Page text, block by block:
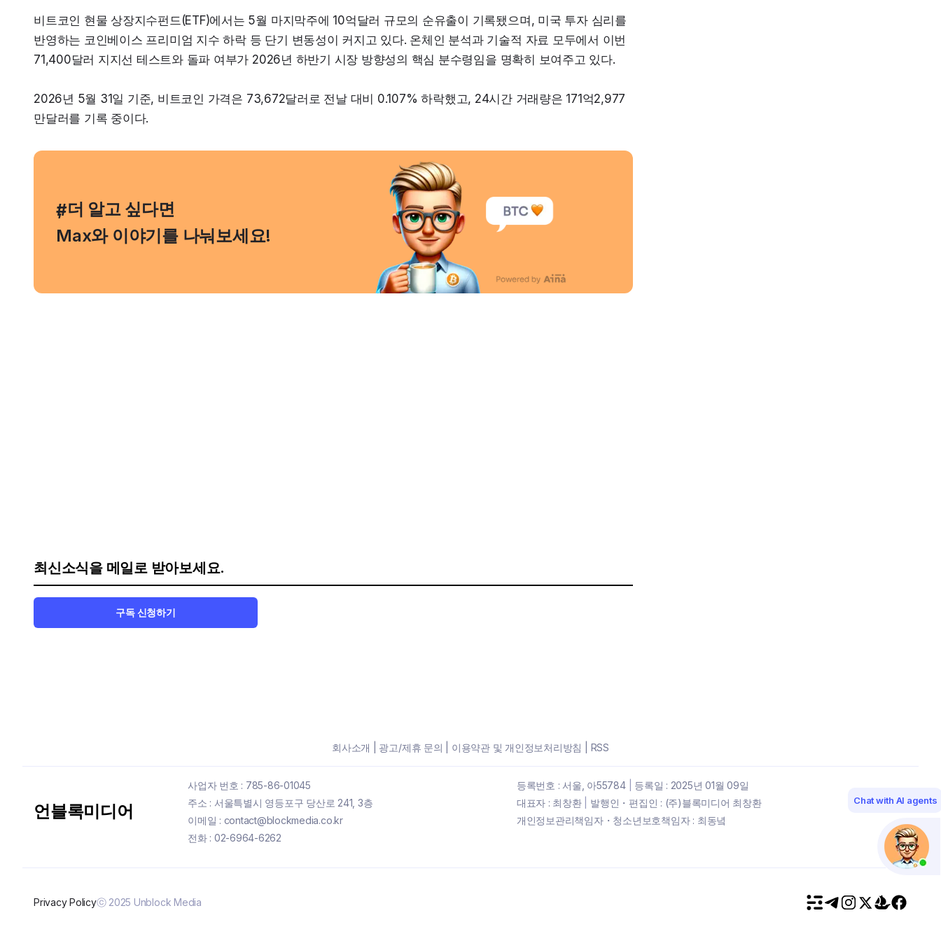
비트코인 현물 상장지수펀드(ETF)에서는 5월 마지막주에 10억달러 규모의 순유출이 기록됐으며, 미국 투자 심리를
반영하는 코인베이스 프리미엄 지수 하락 등 단기 변동성이 커지고 있다. 온체인 분석과 기술적 자료 모두에서 이번
71,400달러 지지선 테스트와 돌파 여부가 2026년 하반기 시장 방향성의 핵심 분수령임을 명확히 보여주고 있다.
2026년 5월 31일 기준, 비트코인 가격은 73,672달러로 전날 대비 0.107% 하락했고, 24시간 거래량은 171억2,977
만달러를 기록 중이다.
#
, 더 알고 싶다면
Max와 이야기를 나눠보세요!
최신소식을 메일로 받아보세요.
구독 신청하기
회사소개 광고/제휴 문의 이용약관 및 개인정보처리방침 RSS
언블록미디어
사업자 번호 : 785-86-01045 등록번호 : 서울, 아55784| 등록일 : 2025년 01월 09일
주소 : 서울특별시 영등포구 당산로 241, 3층
대표자 : 최창환| 발행인・편집인 : (주)블록미디어 최창환
이메일 : contact@blockmedia.co.kr
개인정보관리책임자・청소년보호책임자 : 최동녘
전화 : 02-6964-6262
Privacy Policyⓒ 2025 Unblock Media
Chat with AI agents